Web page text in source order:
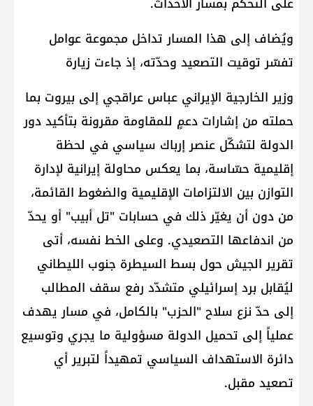
ويُضاف إلى هذا المسار تداخل مجموعة عوامل
تفسّر توقيت التصعيد وحدّته، إذ جاءت زيارة
وزير الخارجية الإيراني عباس عراقجي إلى بيروت بما
حملته من إشارات دعمٍ للمقاومة مقرونة بتأكيد دور
الدولة لتشكّل عنصر إرباك سياسي في لحظة
إقليمية حسّاسة، بما يعكس محاولة إيرانية لإدارة
التوازن بين الالتزامات الإقليمية والضغوط القائمة،
من دون أن يغيّر ذلك في حسابات "تل أبيب" أو يحدّ
من اندفاعها التصعيدي. وعلى الخط نفسه، أتى
تقرير الجيش حول بسط السيطرة جنوب الليطاني
ليُقابل برد إسرائيلي متشدّد رفع سقف المطالب
إلى حدّ نزع سلاح "الحزب" بالكامل، في مسار يهدف
عملياً إلى تحميل الدولة مسؤولية ما يجري وتوسيع
دائرة الاستهداف السياسي تمهيداً لتبرير أي
تصعيد مقبل.